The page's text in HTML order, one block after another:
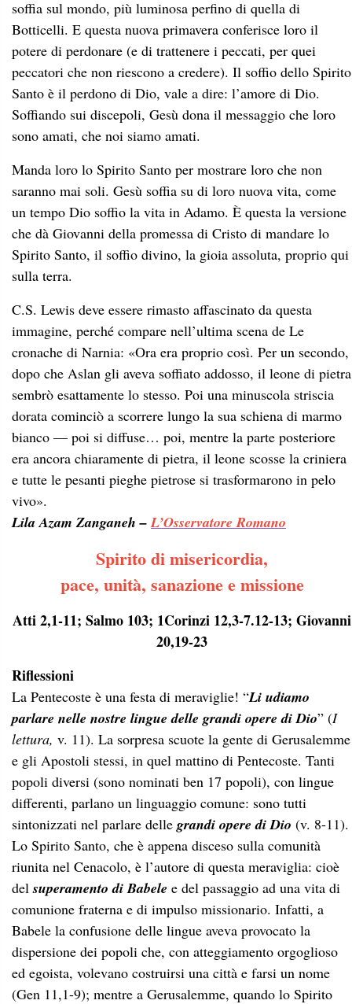
soffia sul mondo, più luminosa perfino di quella di
Botticelli. E questa nuova primavera conferisce loro il
potere di perdonare (e di trattenere i peccati, per quei
peccatori che non riescono a credere). Il soffio dello Spirito
Santo è il perdono di Dio, vale a dire: l’amore di Dio.
Soffiando sui discepoli, Gesù dona il messaggio che loro
sono amati, che noi siamo amati.
Manda loro lo Spirito Santo per mostrare loro che non
saranno mai soli. Gesù soffia su di loro nuova vita, come
un tempo Dio soffio la vita in Adamo. È questa la versione
che dà Giovanni della promessa di Cristo di mandare lo
Spirito Santo, il soffio divino, la gioia assoluta, proprio qui
sulla terra.
C.S. Lewis deve essere rimasto affascinato da questa
immagine, perché compare nell’ultima scena de Le
cronache di Narnia: «Ora era proprio così. Per un secondo,
dopo che Aslan gli aveva soffiato addosso, il leone di pietra
sembrò esattamente lo stesso. Poi una minuscola striscia
dorata cominciò a scorrere lungo la sua schiena di marmo
bianco — poi si diffuse… poi, mentre la parte posteriore
era ancora chiaramente di pietra, il leone scosse la criniera
e tutte le pesanti pieghe pietrose si trasformarono in pelo
vivo».
Lila Azam Zanganeh –L’Osservatore Romano
Spirito di misericordia,
pace, unità, sanazione e missione
Atti 2,1-11; Salmo 103; 1Corinzi 12,3-7.12-13; Giovanni
20,19-23
Riflessioni
La Pentecoste è una festa di meraviglie! “Li udiamo
parlare nelle nostre lingue delle grandi opere di Dio” (I
lettura, v. 11). La sorpresa scuote la gente di Gerusalemme
e gli Apostoli stessi, in quel mattino di Pentecoste. Tanti
popoli diversi (sono nominati ben 17 popoli), con lingue
differenti, parlano un linguaggio comune: sono tutti
sintonizzati nel parlare delle grandi opere di Dio (v. 8-11).
Lo Spirito Santo, che è appena disceso sulla comunità
riunita nel Cenacolo, è l’autore di questa meraviglia: cioè
delsuperamento di Babele e del passaggio ad una vita di
comunione fraterna e di impulso missionario. Infatti, a
Babele la confusione delle lingue aveva provocato la
dispersione dei popoli che, con atteggiamento orgoglioso
ed egoista, volevano costruirsi una città e farsi un nome
(Gen 11,1-9); mentre a Gerusalemme, quando lo Spirito